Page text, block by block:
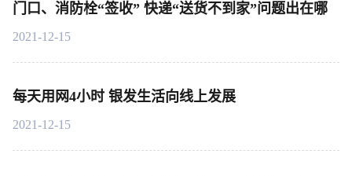
门口、消防栓“签收” 快递“送货不到家”问题出在哪
2021-12-15
每天用网4小时 银发生活向线上发展
2021-12-15